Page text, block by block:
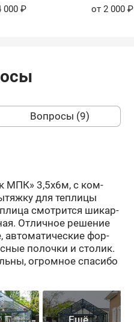
000 ₽
от 2 000 ₽
Вопросы (9)
МПК» 3,5х6м, с ком­
для теп­ли­цы
смот­рит­ся ши­кар­
От­лич­ное ре­ше­ние
ав­то­ма­ти­че­ские фор­
по­лоч­ки и сто­лик.
огром­ное спа­си­бо